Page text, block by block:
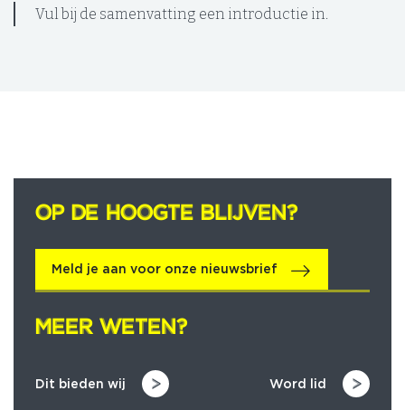
Vul bij de samenvatting een introductie in.
OP DE HOOGTE BLIJVEN?
OP DE HOOGTE BLIJVEN?
Meld je aan voor onze nieuwsbrief
MEER WETEN?
MEER WETEN?
Dit bieden wij Word lid